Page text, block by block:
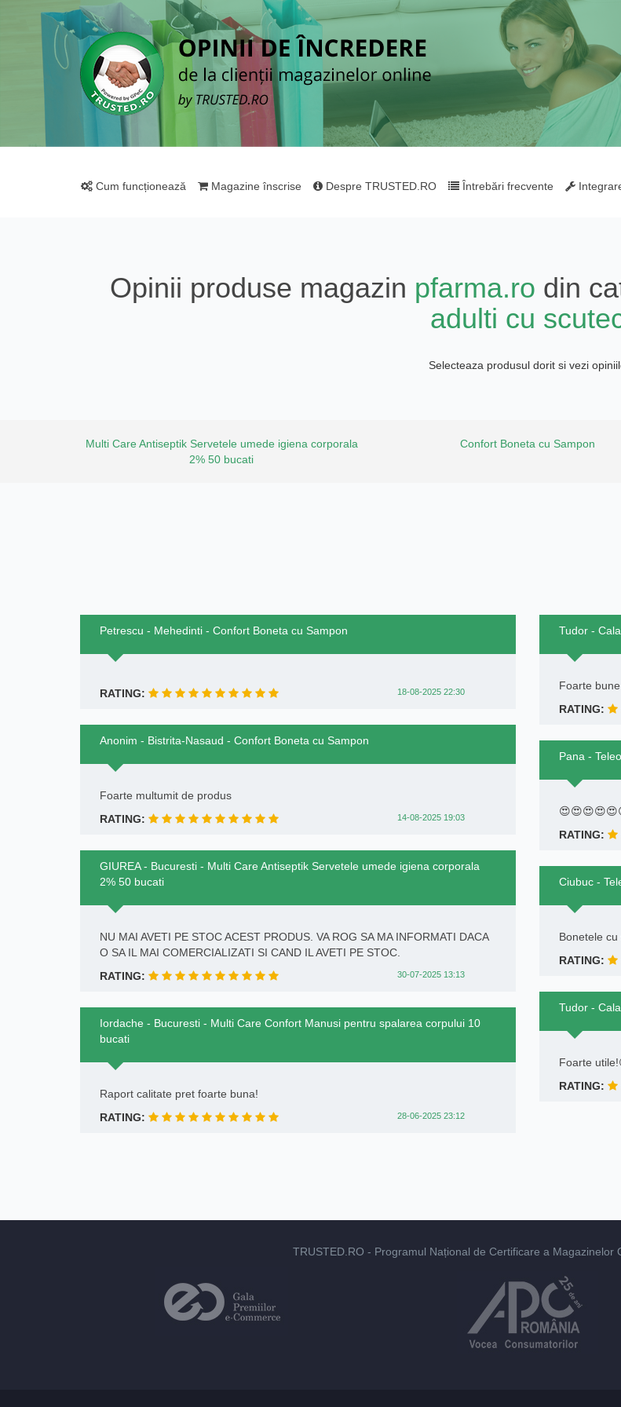
Cum funcționează Magazine înscrise Despre TRUSTED.RO Întrebări frecvente
Opinii produse magazin pfarma.ro din
adulti cu
Selecteaza produsul dorit si vezi
Multi Care Antiseptik Servetele umede igiena corporala
2% 50 bucati
Confort Boneta cu Sampon
Petrescu - Mehedinti - Confort Boneta cu Sampon
RATING: 18-08-2025 22:30
Anonim - Bistrita-Nasaud - Confort Boneta cu Sampon
Foarte multumit de produs
RATING:
14-08-2025 19:03
GIUREA - Bucuresti - Multi Care Antiseptik Servetele umede igiena corporala
2% 50 bucati
NU MAI AVETI PE STOC ACEST PRODUS. VA ROG SA MA INFORMATI DACA
O SA IL MAI COMERCIALIZATI SI CAND IL AVETI PE STOC.
RATING:
30-07-2025 13:13
Iordache - Bucuresti - Multi Care Confort Manusi pentru spalarea corpului 10
bucati
Raport calitate pret foarte buna!
RATING:
28-06-2025 23:12
Tudor -
Foarte
RATING:
Pana -
RATING:
Ciubuc -
Bonetele
RATING:
Tudor -
Foarte
RATING:
TRUSTED.RO - Programul Național de Certificare a Magazinelor